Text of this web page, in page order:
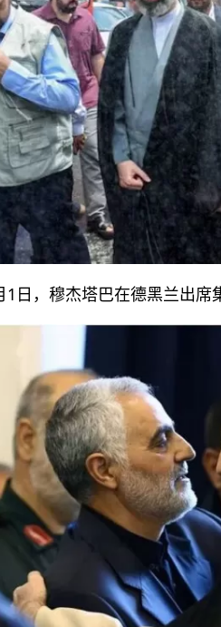
1日，穆杰塔巴在德黑兰出席